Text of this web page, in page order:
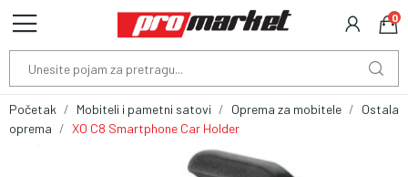
0
Početak Mobiteli i pametni satovi Oprema za mobitele
Ostala
oprema
XO C8 Smartphone Car Holder